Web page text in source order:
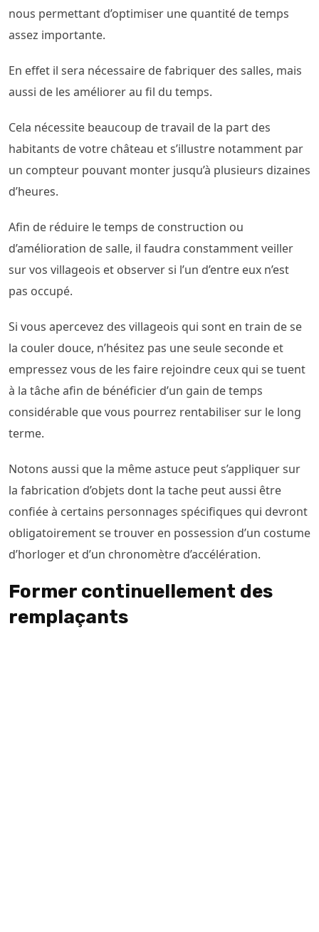
nous permettant d’optimiser une quantité de temps
assez importante.
En effet il sera nécessaire de fabriquer des salles, mais
aussi de les améliorer au fil du temps.
Cela nécessite beaucoup de travail de la part des
habitants de votre château et s’illustre notamment par
un compteur pouvant monter jusqu’à plusieurs dizaines
d’heures.
Afin de réduire le temps de construction ou
d’amélioration de salle, il faudra constamment veiller
sur vos villageois et observer si l’un d’entre eux n’est
pas occupé.
Si vous apercevez des villageois qui sont en train de se
la couler douce, n’hésitez pas une seule seconde et
empressez vous de les faire rejoindre ceux qui se tuent
à la tâche afin de bénéficier d’un gain de temps
considérable que vous pourrez rentabiliser sur le long
terme.
Notons aussi que la même astuce peut s’appliquer sur
la fabrication d’objets dont la tache peut aussi être
confiée à certains personnages spécifiques qui devront
obligatoirement se trouver en possession d’un costume
d’horloger et d’un chronomètre d’accélération.
Former continuellement des
remplaçants